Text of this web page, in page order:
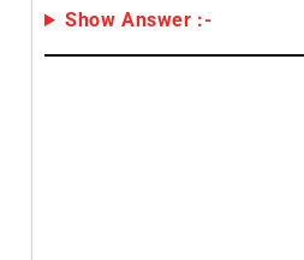
Show Answer :-